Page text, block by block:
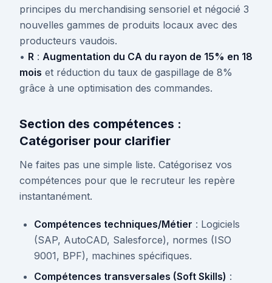
principes du merchandising sensoriel et négocié 3
nouvelles gammes de produits locaux avec des
producteurs vaudois.
• R : Augmentation du CA du rayon de 15% en 18
mois et réduction du taux de gaspillage de 8%
grâce à une optimisation des commandes.
Section des compétences :
Catégoriser pour clarifier
Ne faites pas une simple liste. Catégorisez vos
compétences pour que le recruteur les repère
instantanément.
Compétences techniques/Métier : Logiciels
(SAP, AutoCAD, Salesforce), normes (ISO
9001, BPF), machines spécifiques.
Compétences transversales (Soft Skills) :